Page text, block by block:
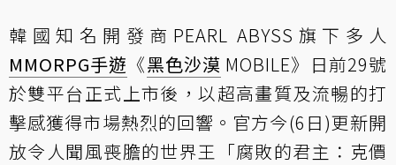
韓國知名開發商PEARL ABYSS旗下多人
MMORPG手遊 《黑色沙漠 MOBILE》日前29號
於雙平台正式上市後，以超高畫質及流暢的打
擊感獲得市場熱烈的回響。官方今(6日)更新開
放令人聞風喪膽的世界王「腐敗的君主：克價